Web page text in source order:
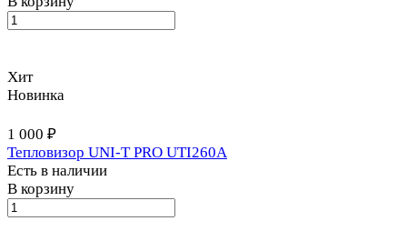
Хит
Новинка
1 000 ₽
Тепловизор UNI-T PRO UTI260A
Есть в наличии
В корзину